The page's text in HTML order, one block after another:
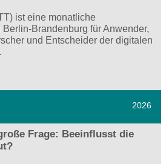
ist eine monatliche
Brandenburg für Anwender,
und Entscheider der digitalen
2026
Frage: Beeinflusst die